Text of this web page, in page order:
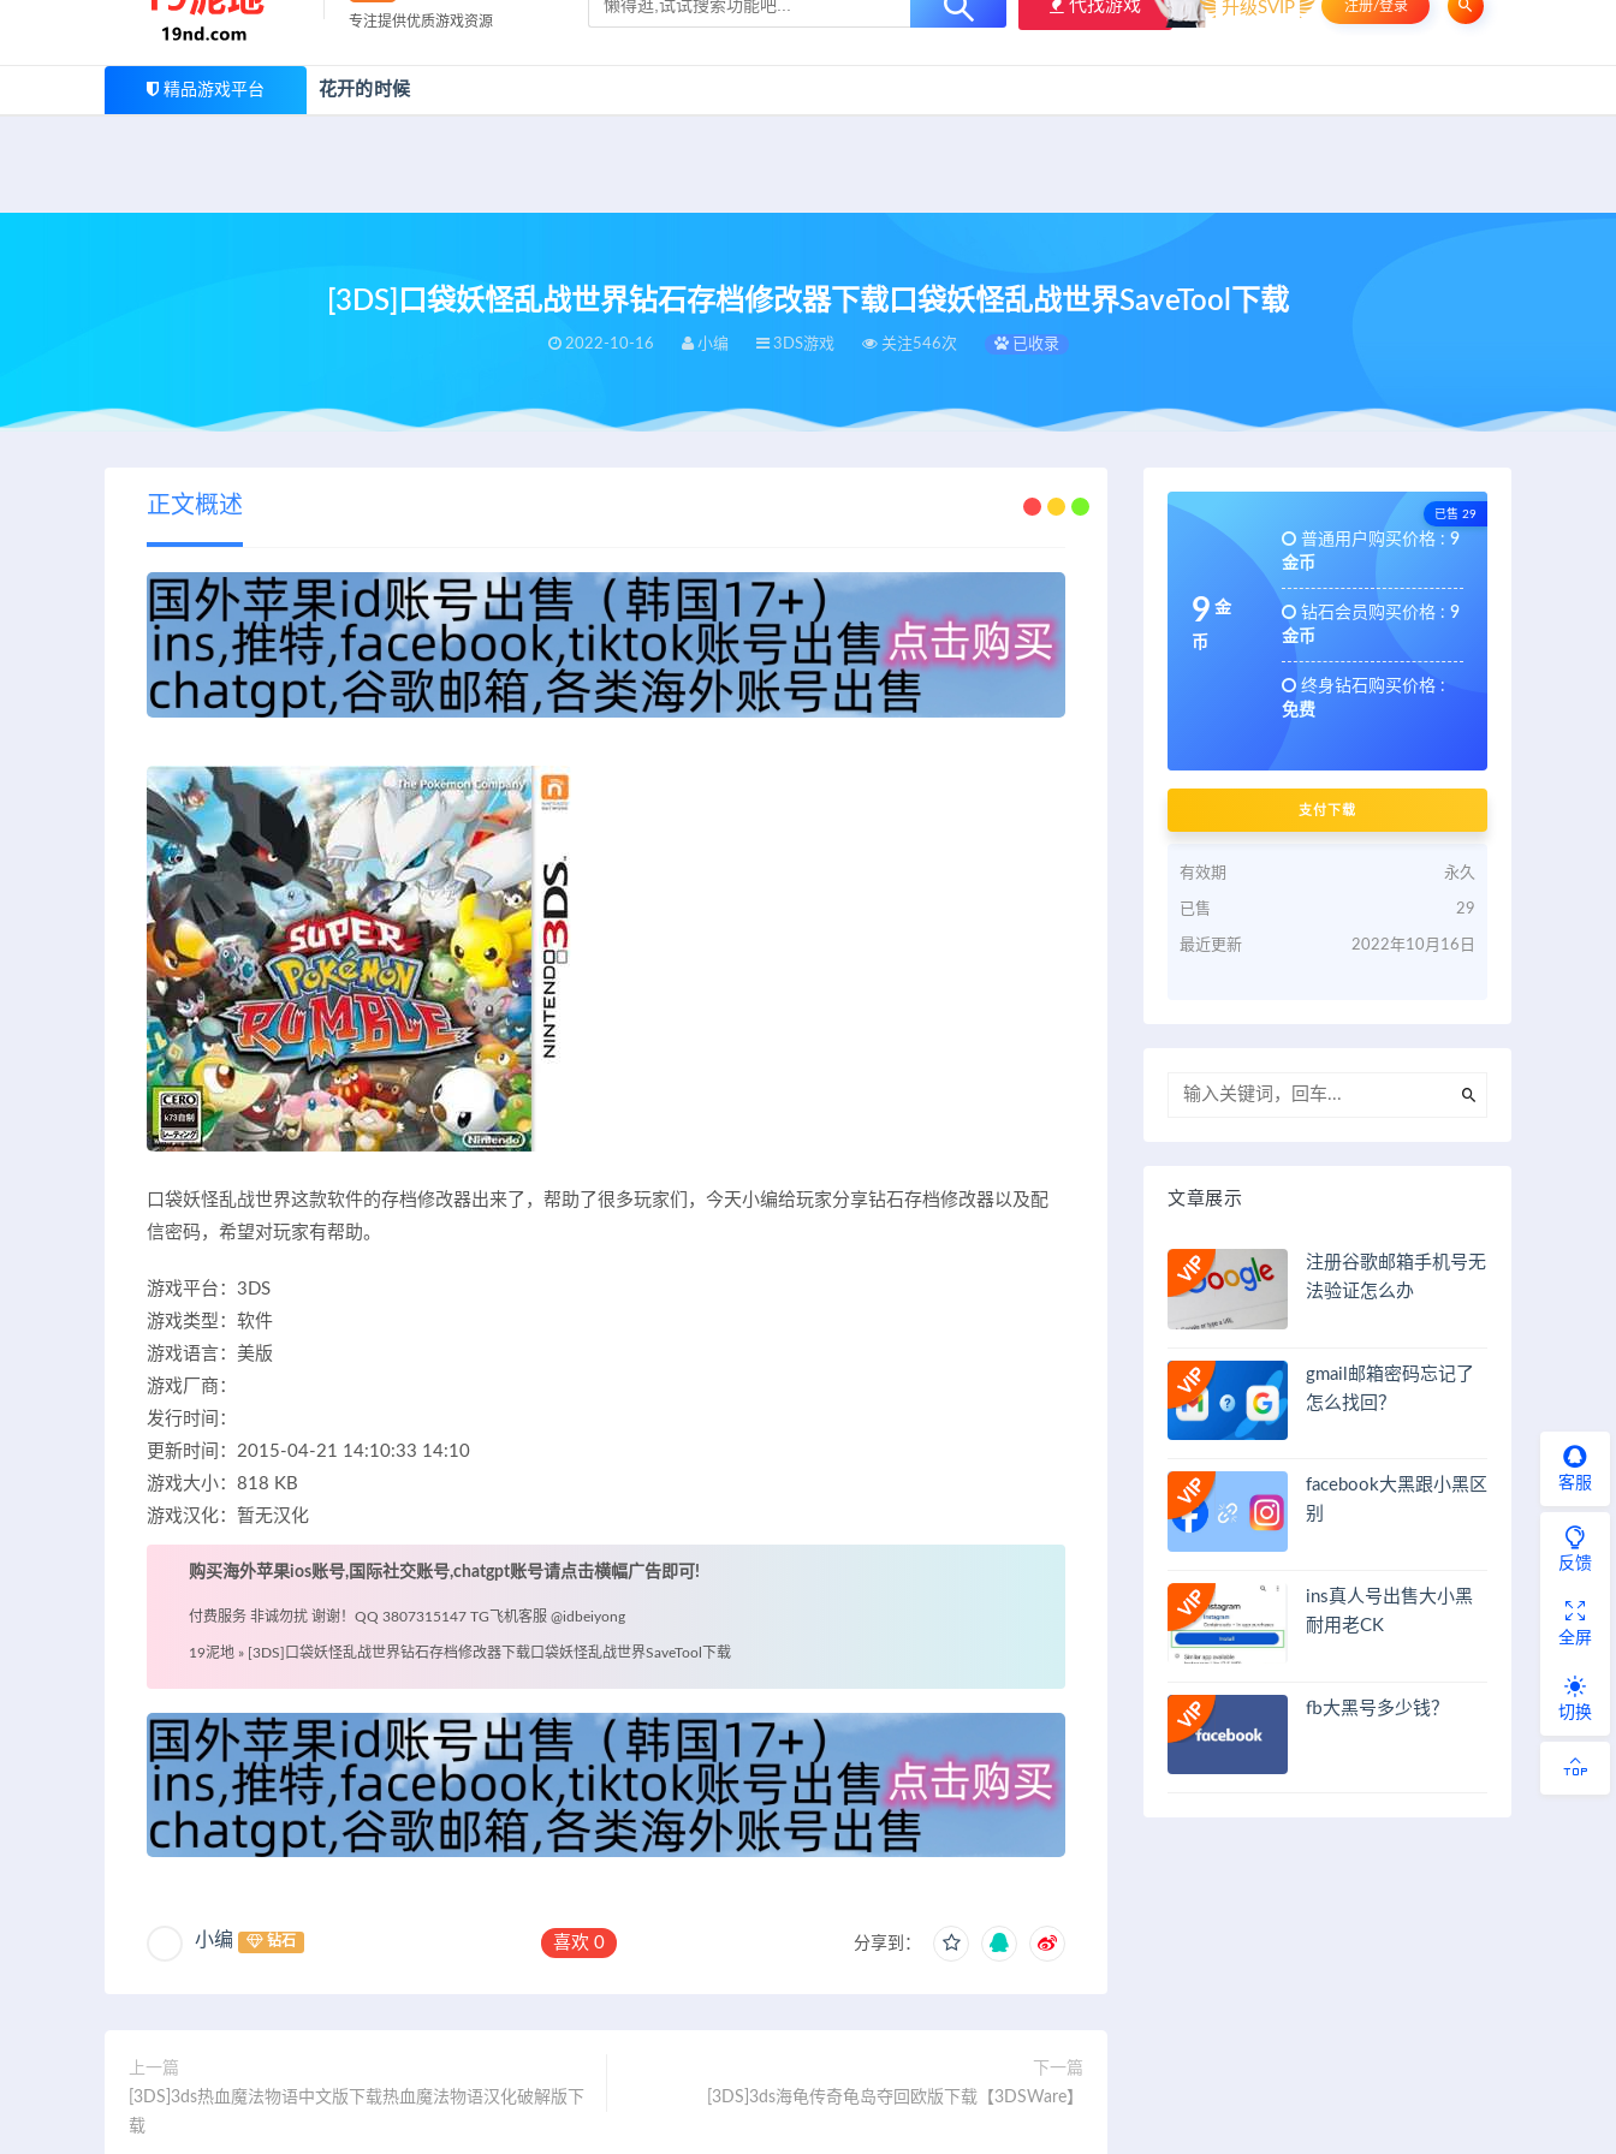
欢迎您光临19泥地，本站一家大型游戏资源整合站，为广大用户提供最新、最优质的资源下载！ 热门标签 资源专题 资源存档
专注提供优质游戏资源
代找游戏 升级SVIP 注册/登录
精品游戏平台 花开的时候
[3DS]口袋妖怪乱战世界钻石存档修改器下载口袋妖怪乱战世界SaveTool下载
2022-10-16 小编 3DS游戏 关注546次 已收录
正文概述
口袋妖怪乱战世界这款软件的存档修改器出来了，帮助了很多玩家们，今天小编给玩家分享钻石存档修改器以及配
信密码，希望对玩家有帮助。
游戏平台：3DS
游戏类型：软件
游戏语言：美版
游戏厂商：
发行时间：
更新时间：2015-04-21 14:10:33 14:10
游戏大小：818 KB
游戏汉化：暂无汉化
购买海外苹果ios账号,国际社交账号,chatgpt账号请点击横幅广告即可!
付费服务 非诚勿扰 谢谢！QQ 3807315147 TG飞机客服 @idbeiyong
19泥地 » [3DS]口袋妖怪乱战世界钻石存档修改器下载口袋妖怪乱战世界SaveTool下载
小编 钻石 喜欢0 分享到：
上一篇
[3DS]3ds热血魔法物语中文版下载热血魔法物语汉化破解版下
载
下一篇
[3DS]3ds海龟传奇龟岛夺回欧版下载【3DSWare】
已售 29
9 金
币
普通用户购买价格 : 9
金币
钻石会员购买价格 : 9
金币
终身钻石购买价格 :
免费
支付下载
有效期 永久
已售 29
最近更新 2022年10月16日
文章展示
注册谷歌邮箱手机号无
法验证怎么办
gmail邮箱密码忘记了
怎么找回？
facebook大黑跟小黑区
别
ins真人号出售大小黑
耐用老CK
fb大黑号多少钱？
客服
反馈
全屏
切换